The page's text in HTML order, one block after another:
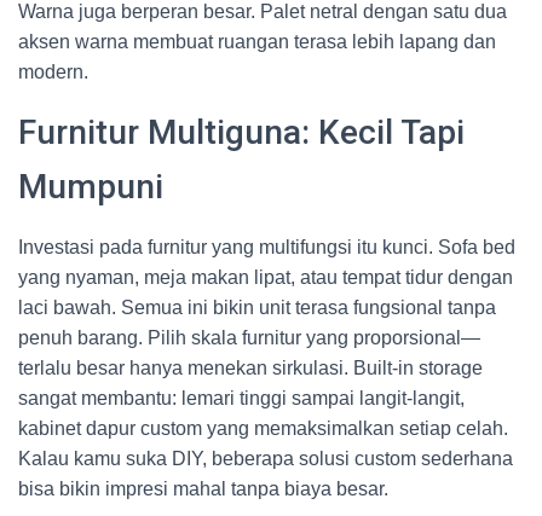
Warna juga berperan besar. Palet netral dengan satu dua
aksen warna membuat ruangan terasa lebih lapang dan
modern.
Furnitur Multiguna: Kecil Tapi
Mumpuni
Investasi pada furnitur yang multifungsi itu kunci. Sofa bed
yang nyaman, meja makan lipat, atau tempat tidur dengan
laci bawah. Semua ini bikin unit terasa fungsional tanpa
penuh barang. Pilih skala furnitur yang proporsional—
terlalu besar hanya menekan sirkulasi. Built-in storage
sangat membantu: lemari tinggi sampai langit-langit,
kabinet dapur custom yang memaksimalkan setiap celah.
Kalau kamu suka DIY, beberapa solusi custom sederhana
bisa bikin impresi mahal tanpa biaya besar.